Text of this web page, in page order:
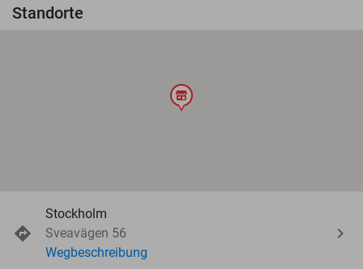
Standorte
store
Stockholm
Sveavägen 56
Wegbeschreibung